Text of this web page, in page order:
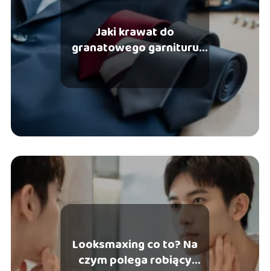
Jaki krawat do
granatowego garnituru
wybrać?
Looksmaxing co to? Na
czym polega robiący